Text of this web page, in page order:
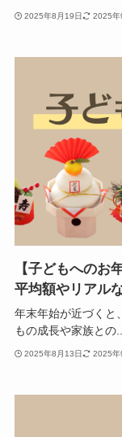
2025年8月19日 2025年
【子どもへのお
平均額やリアル
年末年始が近づくと
もの成長や家族との...
2025年8月13日 2025年